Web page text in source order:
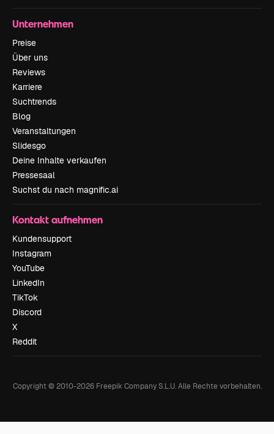
Unternehmen
Preise
Über uns
Reviews
Karriere
Suchtrends
Blog
Veranstaltungen
Slidesgo
Deine Inhalte verkaufen
Pressesaal
Suchst du nach magnific.ai
Kontakt aufnehmen
Kundensupport
Instagram
YouTube
LinkedIn
TikTok
Discord
X
Reddit
Copyright © 2010-2026Freepik Company S.L.U. Alle Rechte vorbehalten.